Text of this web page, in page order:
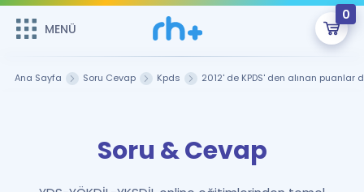
MENÜ
0
GİRİŞ YAP
Remzi Hoca ile seni sınava hazırlayacak onlarca eğitim seni
bekliyor!
MENÜ
Çalışma Paketleri
Kitaplar ve Kaynaklar
Ana Sayfa Soru Cevap Kpds 2012' de KPDS' den alınan
Soru & Cevap